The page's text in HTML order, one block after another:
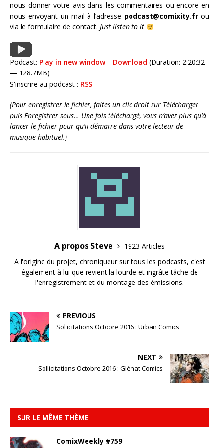
nous donner votre avis dans les commentaires ou encore en
nous envoyant un mail à l’adresse podcast@comixity.fr ou
via le formulaire de contact. Just listen to it
Podcast: Play in new window| Download (Duration: 2:20:32
— 128.7MB)
S'inscrire au podcast : RSS
(Pour enregistrer le fichier, faites un clic droit sur Télécharger
puis Enregistrer sous… Une fois téléchargé, vous n’avez plus qu’à
lancer le fichier pour qu’il démarre dans votre lecteur de
musique habituel.)
A propos Steve
1923 Articles
A l'origine du projet, chroniqueur sur tous les podcasts, c'est
également à lui que revient la lourde et ingrâte tâche de
l'enregistrement et du montage des émissions.
PREVIOUS
Sollicitations Octobre 2016 : Urban Comics
NEXT
Sollicitations Octobre 2016 : Glénat Comics
SUR LE MÊME THÈME
ComixWeekly #759